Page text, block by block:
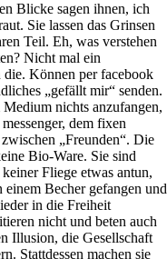
Blicke sagen ihnen, ich
Sie lassen das Grinsen
Teil. Eh, was verstehen
Nicht mal ein
die. Können per facebook
„gefällt mir“ senden.
nichts anzufangen,
dem fixen
„Freunden“. Die
Bio-Ware. Sie sind
Fliege etwas antun,
Becher gefangen und
in die Freiheit
nicht und beten auch
Illusion, die Gesellschaft
Stattdessen machen sie